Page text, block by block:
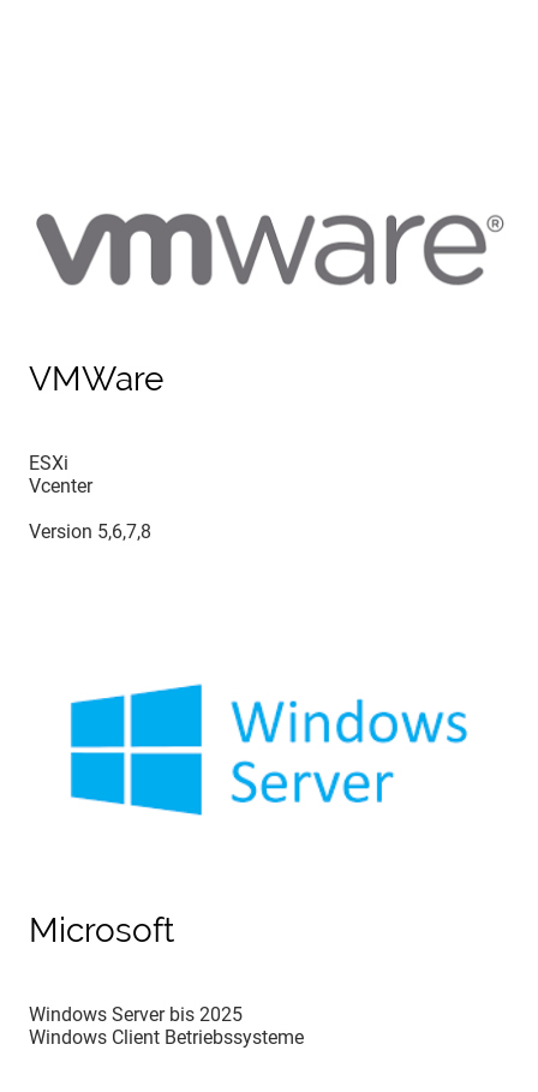
VMWare
ESXi
Vcenter
Version 5,6,7,8
Microsoft
Windows Server bis 2025
Windows Client Betriebssysteme